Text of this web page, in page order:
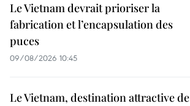
Le Vietnam devrait prioriser la
fabrication et l’encapsulation des
puces
09/08/2026 10:45
Le Vietnam, destination attractive de